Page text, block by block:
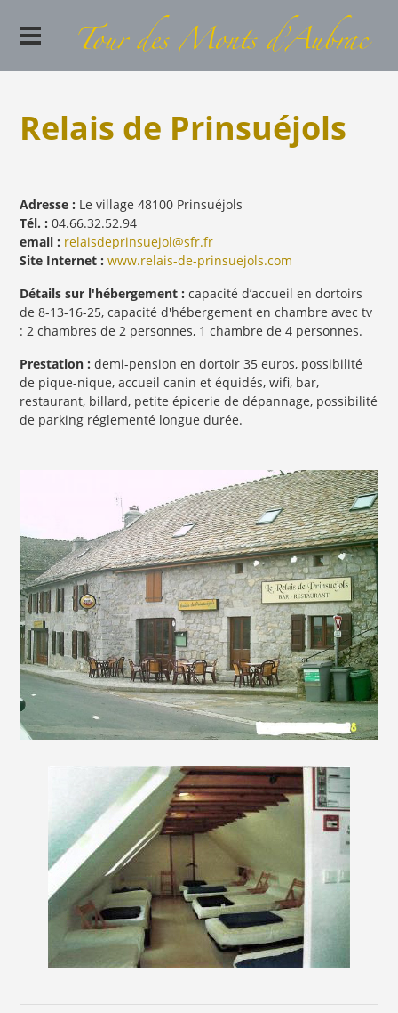
Relais de Prinsuéjols
Adresse : Le village 48100 Prinsuéjols
Tél. : 04.66.32.52.94
email : relaisdeprinsuejol@sfr.fr
Site Internet : www.relais-de-prinsuejols.com
Détails sur l'hébergement : capacité d’accueil en dortoirs
de 8-13-16-25, capacité d'hébergement en chambre avec tv
: 2 chambres de 2 personnes, 1 chambre de 4 personnes.
Prestation : demi-pension en dortoir 35 euros, possibilité
de pique-nique, accueil canin et équidés, wifi, bar,
restaurant, billard, petite épicerie de dépannage, possibilité
de parking réglementé longue durée.